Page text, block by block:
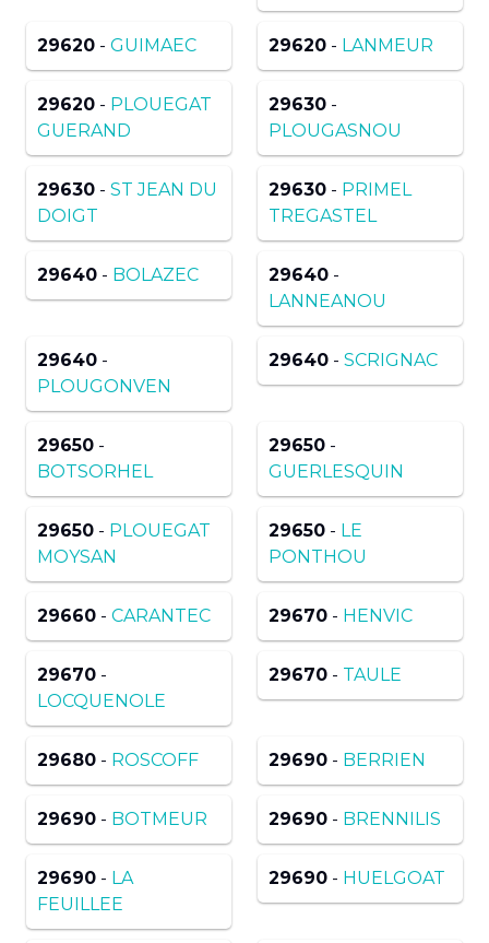
29620 - GUIMAEC 29620 - LANMEUR
29620 - PLOUEGAT
GUERAND
29630 -
PLOUGASNOU
29630 - ST JEAN DU
DOIGT
29630 - PRIMEL
TREGASTEL
29640 - BOLAZEC 29640 -
LANNEANOU
29640 -
PLOUGONVEN
29640 - SCRIGNAC
29650 -
BOTSORHEL
29650 -
GUERLESQUIN
29650 - PLOUEGAT
MOYSAN
29650 - LE
PONTHOU
29660 - CARANTEC 29670 - HENVIC
29670 -
LOCQUENOLE
29670 - TAULE
29680 - ROSCOFF 29690 - BERRIEN
29690 - BOTMEUR 29690 - BRENNILIS
29690 - LA
FEUILLEE
29690 - HUELGOAT